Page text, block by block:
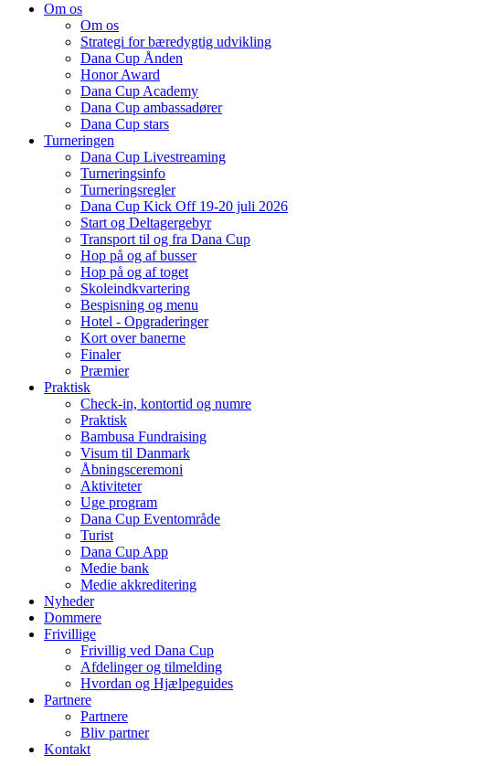
Om os
Om os
Strategi for bæredygtig udvikling
Dana Cup Ånden
Honor Award
Dana Cup Academy
Dana Cup ambassadører
Dana Cup stars
Turneringen
Dana Cup Livestreaming
Turneringsinfo
Turneringsregler
Dana Cup Kick Off 19-20 juli 2026
Start og Deltagergebyr
Transport til og fra Dana Cup
Hop på og af busser
Hop på og af toget
Skoleindkvartering
Bespisning og menu
Hotel - Opgraderinger
Kort over banerne
Finaler
Præmier
Praktisk
Check-in, kontortid og numre
Praktisk
Bambusa Fundraising
Visum til Danmark
Åbningsceremoni
Aktiviteter
Uge program
Dana Cup Eventområde
Turist
Dana Cup App
Medie bank
Medie akkreditering
Nyheder
Dommere
Frivillige
Frivillig ved Dana Cup
Afdelinger og tilmelding
Hvordan og Hjælpeguides
Partnere
Partnere
Bliv partner
Kontakt